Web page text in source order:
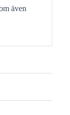
även